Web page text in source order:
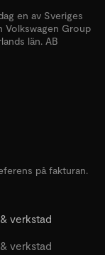
en av Sveriges
Volkswagen Group
län. AB
på fakturan.
verkstad
verkstad